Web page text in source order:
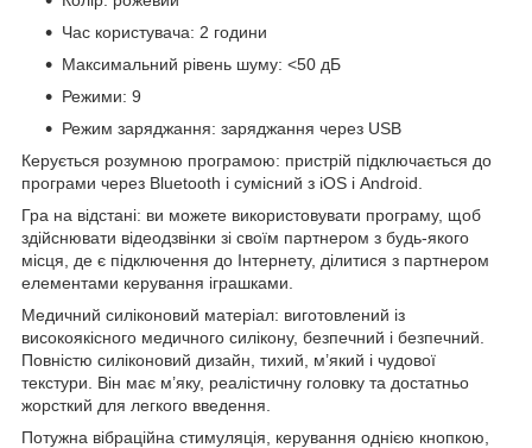
Час користувача: 2 години
Максимальний рівень шуму: <50 дБ
Режими: 9
Режим заряджання: заряджання через USB
Керується розумною програмою: пристрій підключається до
програми через Bluetooth і сумісний з iOS і Android.
Гра на відстані: ви можете використовувати програму, щоб
здійснювати відеодзвінки зі своїм партнером з будь-якого
місця, де є підключення до Інтернету, ділитися з партнером
елементами керування іграшками.
Медичний силіконовий матеріал: виготовлений із
високоякісного медичного силікону, безпечний і безпечний.
Повністю силіконовий дизайн, тихий, м’який і чудової
текстури. Він має м’яку, реалістичну головку та достатньо
жорсткий для легкого введення.
Потужна вібраційна стимуляція, керування однією кнопкою,